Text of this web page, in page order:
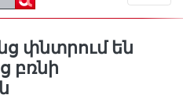
փնտրում են
բռնի